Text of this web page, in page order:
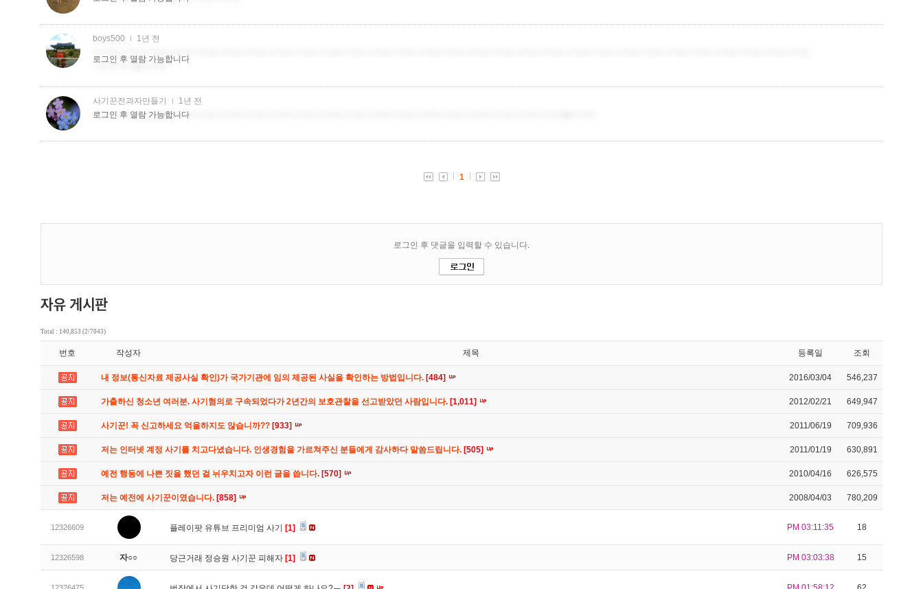
Total : 140,853 (2/7043)
번호 작성자 제목 등록일 조회
내 정보(통신자료 제공사실 확인)가 국가기관에 임의 제공된 사실을 확인하는 방법입니다. [484] 2016/03/04 546,237
가출하신 청소년 여러분. 사기혐의로 구속되었다가 2년간의 보호관찰을 선고받았던 사람입니다. [1,011] 2012/02/21 649,947
사기꾼! 꼭 신고하세요 억울하지도 않습니까?? [933] 2011/06/19 709,936
저는 인터넷 계정 사기를 치고다녔습니다. 인생경험을 가르쳐주신 분들에게 감사하다 말씀드립니다. [505] 2011/01/19 630,891
예전 행동에 나쁜 짓을 했던 걸 뉘우치고자 이런 글을 씁니다. [570] 2010/04/16 626,575
저는 예전에 사기꾼이였습니다. [858] 2008/04/03 780,209
12326609 플레이팟 유튜브 프리미엄 사기 [1] PM 03:11:35 18
12326598 자○○ 당근거래 정승원 사기꾼 피해자 [1] PM 03:03:38 15